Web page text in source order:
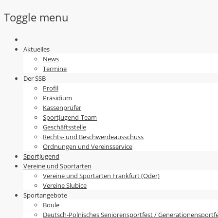
Toggle menu
Skip
Aktuelles
News
Termine
Der SSB
Profil
Präsidium
Kassenprüfer
Sportjugend-Team
Geschäftsstelle
Rechts- und Beschwerdeausschuss
Ordnungen und Vereinsservice
Sportjugend
Vereine und Sportarten
Vereine und Sportarten Frankfurt (Oder)
Vereine Slubice
Sportangebote
Boule
Deutsch-Polnisches Seniorensportfest /